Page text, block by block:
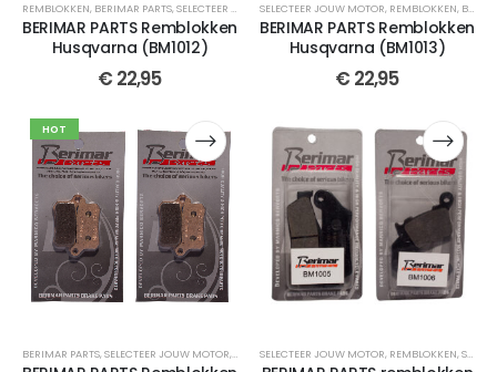
REMBLOKKEN, BERIMAR PARTS,SELECTEER JOUW MOTOR ,CR 50,TC 50,CROSSMOTOR
BERIMAR PARTS Remblokken
Husqvarna (BM1012)
€ 22,95
SELECTEER JOUW MOTOR, REMBLOKKEN, BERIMAR PARTS
BERIMAR PARTS Remblokken
Husqvarna (BM1013)
€ 22,95
HOT
BERIMAR PARTS,SELECTEER JOUW MOTOR,SET REMBLOKKEN,CROSSMOTOR ONDERDELEN,
SELECTEER JOUW MOTOR, REMBLOKKEN,SEMI-GESINTERDE